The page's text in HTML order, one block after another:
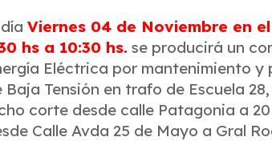
díaViernes 04 de Noviembre en
hs a 10:30 hs. se producirá un
Eléctrica por mantenimiento y
Baja Tensión en trafo de Escuela
corte desde calle Patagonia a
Calle Avda 25 de Mayo a Gral